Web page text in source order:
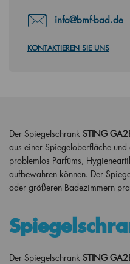
info@bmf-bad.de
KONTAKTIEREN SIE UNS
Der Spiegelschrank STING
aus einer Spiegeloberfläche
problemlos Parfüms,
aufbewahren können. Der
oder größeren Badezimmern
Der Spiegelschrank STING